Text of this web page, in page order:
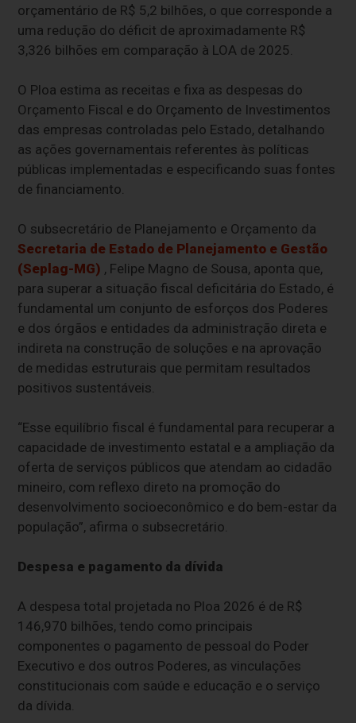
orçamentário de R$ 5,2 bilhões, o que corresponde a
uma redução do déficit de aproximadamente R$
3,326 bilhões em comparação à LOA de 2025.
O Ploa estima as receitas e fixa as despesas do
Orçamento Fiscal e do Orçamento de Investimentos
das empresas controladas pelo Estado, detalhando
as ações governamentais referentes às políticas
públicas implementadas e especificando suas fontes
de financiamento.
O subsecretário de Planejamento e Orçamento da
Secretaria de Estado de Planejamento e Gestão
(Seplag-MG) , Felipe Magno de Sousa, aponta que,
para superar a situação fiscal deficitária do Estado, é
fundamental um conjunto de esforços dos Poderes
e dos órgãos e entidades da administração direta e
indireta na construção de soluções e na aprovação
de medidas estruturais que permitam resultados
positivos sustentáveis.
“Esse equilíbrio fiscal é fundamental para recuperar a
capacidade de investimento estatal e a ampliação da
oferta de serviços públicos que atendam ao cidadão
mineiro, com reflexo direto na promoção do
desenvolvimento socioeconômico e do bem-estar da
população”, afirma o subsecretário.
Despesa e pagamento da dívida
A despesa total projetada no Ploa 2026 é de R$
146,970 bilhões, tendo como principais
componentes o pagamento de pessoal do Poder
Executivo e dos outros Poderes, as vinculações
constitucionais com saúde e educação e o serviço
da dívida.